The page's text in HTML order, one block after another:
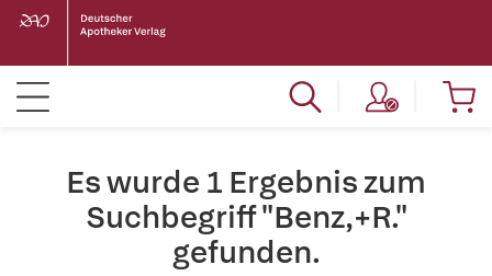
Es wurde 1 Ergebnis zum
Suchbegriff "Benz,+R."
gefunden.